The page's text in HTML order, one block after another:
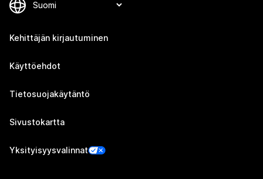
Kehittäjän kirjautuminen
Käyttöehdot
Tietosuojakäytäntö
Sivustokartta
Yksityisyysvalinnat